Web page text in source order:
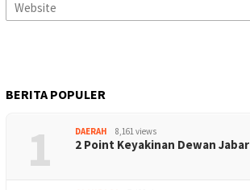
BERITA POPULER
1 DAERAH 8,161 views
2 Point Keyakinan Dewan